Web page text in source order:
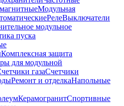
Модульная
РелеВыключатели
модульное
пуска
Комплексная защита
для модульной
газаСчетчики
Ремонт и отделкаНапольные
КерамогранитСпортивные